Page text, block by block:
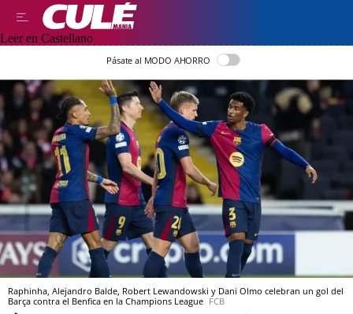
Leer en Castellano
Pásate al MODO AHORRO
Raphinha, Alejandro Balde, Robert Lewandowski y Dani Olmo celebran un gol del
Barça contra el Benfica en la Champions League FCB